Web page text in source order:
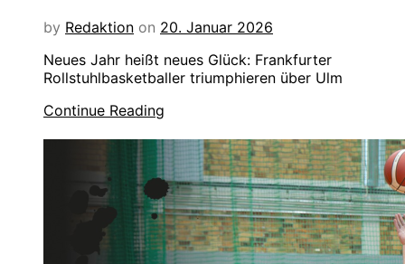
by Redaktion on 20. Januar 2026
Neues Jahr heißt neues Glück: Frankfurter
Rollstuhlbasketballer triumphieren über Ulm
Continue Reading